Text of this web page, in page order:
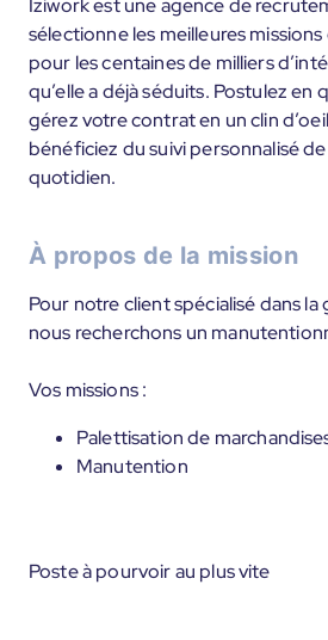
Iziwork est une agence de
sélectionne les meilleures
pour les centaines de milliers
qu’elle a déjà séduits. Postulez en
gérez votre contrat en un clin
bénéficiez du suivi personnalisé
quotidien.
À propos de la mission
Pour notre client spécialisé dans
nous recherchons un
Vos missions :
Palettisation de
Manutention
Poste à pourvoir au plus vite